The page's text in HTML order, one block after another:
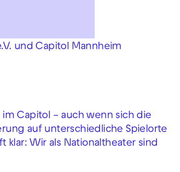
und Capitol Mannheim
Capitol – auch wenn sich die
auf unterschiedliche Spielorte
klar: Wir als Nationaltheater sind